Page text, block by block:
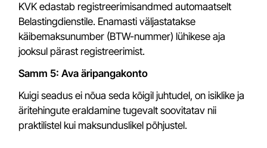
KVK edastab registreerimisandmed automaatselt
Belastingdienstile. Enamasti väljastatakse
käibemaksunumber (BTW-nummer) lühikese aja
jooksul pärast registreerimist.
Samm 5: Ava äripangakonto
Kuigi seadus ei nõua seda kõigil juhtudel, on isiklike ja
äritehingute eraldamine tugevalt soovitatav nii
praktilistel kui maksunduslikel põhjustel.